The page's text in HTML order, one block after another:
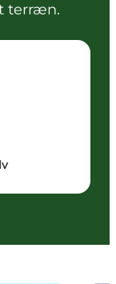
terræn.